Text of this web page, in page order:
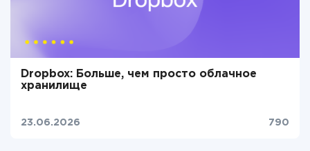
Dropbox: Больше, чем просто облачное
хранилище
23.06.2026 790